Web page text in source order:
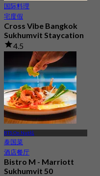
国际料理
宅度假
Cross Vibe Bangkok
Sukhumvit Staycation
4.5
7.5K 已预订
起฿ 1,895
BTS On Nut站
泰国菜
酒店餐厅
Bistro M - Marriott
Sukhumvit 50